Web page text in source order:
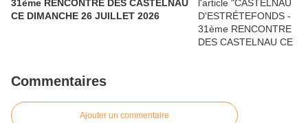
31ème RENCONTRE DES CASTELNAU
CE DIMANCHE 26 JUILLET 2026
Commentaires
Ajouter un commentaire